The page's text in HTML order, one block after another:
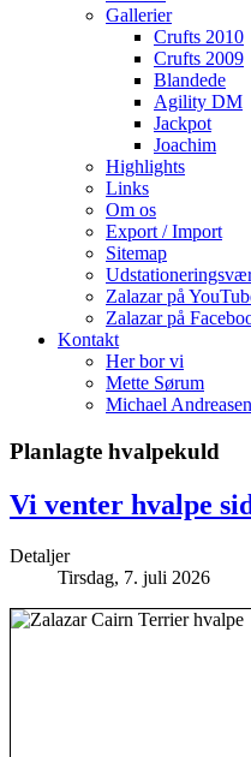
Gallerier
Crufts 2010
Crufts 2009
Blandede
Agility DM
Jackpot
Joachim
Highlights
Links
Om os
Export / Import
Sitemap
Zalazar på
Zalazar på
Kontakt
Her bor vi
Mette Sørum
Michael Andreasen
Planlagte hvalpekuld
Vi venter hvalpe
Detaljer
Tirsdag, 7. juli 2026